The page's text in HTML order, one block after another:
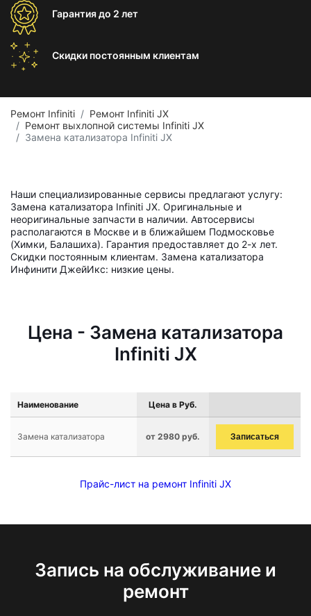
Гарантиядо 2 лет
Скидки постоянным клиентам
Ремонт Infiniti
Ремонт Infiniti JX
Ремонт выхлопной системы Infiniti JX
Замена катализатора Infiniti JX
Наши специализированные сервисы предлагают услугу:
Замена катализатора Infiniti JX. Оригинальные и
неоригинальные запчасти в наличии. Автосервисы
располагаются в Москве и в ближайшем Подмосковье
(Химки, Балашиха). Гарантия предоставляет до 2-х лет.
Скидки постоянным клиентам. Замена катализатора
Инфинити ДжейИкс: низкие цены.
Цена - Замена катализатора
Infiniti JX
Наименование Цена в Руб.
Замена катализатора от 2980 руб. Записаться
Прайс-лист на ремонт Infiniti JX
Запись на обслуживание и
ремонт